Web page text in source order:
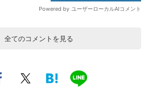
全てのコメントを見る